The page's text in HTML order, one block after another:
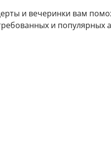
и вечеринки вам
и популярных